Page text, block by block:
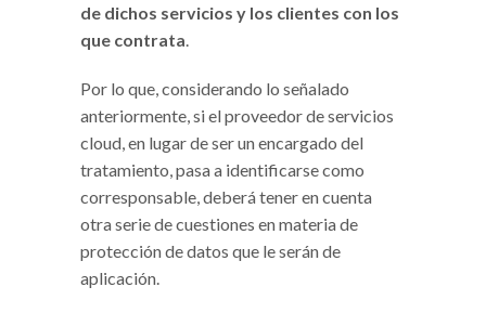
de dichos servicios y los clientes con los
que contrata.
Por lo que, considerando lo señalado
anteriormente, si el proveedor de servicios
cloud, en lugar de ser un encargado del
tratamiento, pasa a identificarse como
corresponsable, deberá tener en cuenta
otra serie de cuestiones en materia de
protección de datos que le serán de
aplicación.